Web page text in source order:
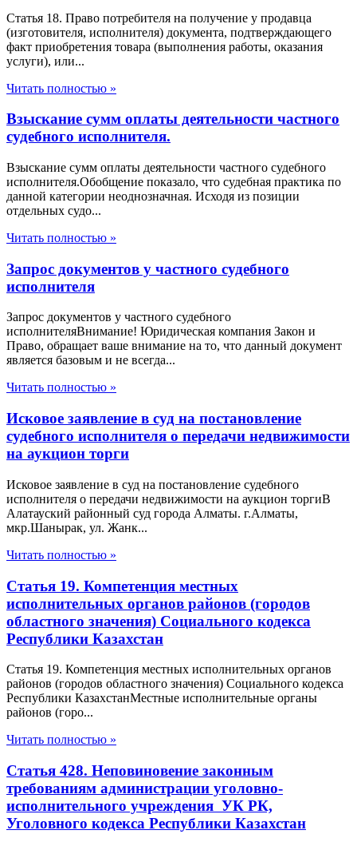
Статья 18. Право потребителя на получение у продавца
(изготовителя, исполнителя) документа, подтверждающего
факт приобретения товара (выполнения работы, оказания
услуги), или...
Читать полностью »
Взыскание сумм оплаты деятельности частного
судебного исполнителя.
Взыскание сумм оплаты деятельности частного судебного
исполнителя.Обобщение показало, что судебная практика по
данной категории неоднозначная. Исходя из позиции
отдельных судо...
Читать полностью »
Запрос документов у частного судебного
исполнителя
Запрос документов у частного судебного
исполнителяВнимание! Юридическая компания Закон и
Право, обращает ваше внимание на то, что данный документ
является базовым и не всегда...
Читать полностью »
Исковое заявление в суд на постановление
судебного исполнителя о передачи недвижимости
на аукцион торги
Исковое заявление в суд на постановление судебного
исполнителя о передачи недвижимости на аукцион торгиВ
Алатауский районный суд города Алматы. г.Алматы,
мкр.Шанырак, ул. Жанк...
Читать полностью »
Статья 19. Компетенция местных
исполнительных органов районов (городов
областного значения) Социального кодекса
Республики Казахстан
Статья 19. Компетенция местных исполнительных органов
районов (городов областного значения) Социального кодекса
Республики КазахстанМестные исполнительные органы
районов (горо...
Читать полностью »
Статья 428. Неповиновение законным
требованиям администрации уголовно-
исполнительного учреждения УК РК,
Уголовного кодекса Республики Казахстан